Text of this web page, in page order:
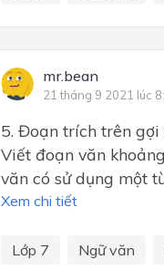
mr.bean
21 tháng 9 2021 lúc
5. Đoạn trích trên gợi
Viết đoạn văn
văn có sử dụng một
Xem chi tiết
Lớp 7 Ngữ văn